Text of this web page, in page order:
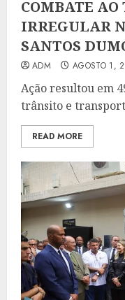
COMBATE AO
IRREGULAR
SANTOS
ADM AGOSTO 1,
Ação resultou em
trânsito e
READ MORE